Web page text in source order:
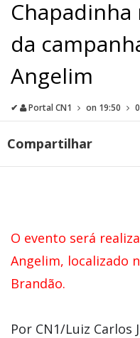
da
Angelim
✔ Portal CN1 on 19:50
Compartilhar
O evento será
Angelim, localizado
Brandão.
Por CN1/Luiz Carlos